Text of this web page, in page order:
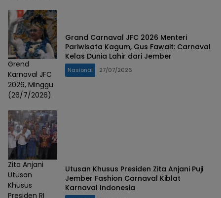
Grend
Karnaval JFC
2026, Minggu
(26/7/2026).
Grand Carnaval JFC 2026 Menteri
Pariwisata Kagum, Gus Fawait: Carnaval
Kelas Dunia Lahir dari Jember
Nasional 27/07/2026
Zita Anjani
Utusan
Khusus
Presiden RI
Utusan Khusus Presiden Zita Anjani Puji
Jember Fashion Carnaval Kiblat
Karnaval Indonesia